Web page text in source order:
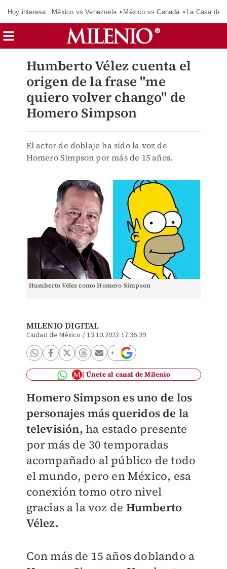
Hoy interesa: México vs Venezuela México vs Canadá La Casa de
Humberto Vélez cuenta el
origen de la frase "me
quiero volver chango" de
Homero Simpson
El actor de doblaje ha sido la voz de
Homero Simpson por más de 15 años.
Humberto Vélez como Homero Simpson
MILENIO DIGITAL
Ciudad de México /13.10.2022 17:36:39
Únete al canal de Milenio
Homero Simpson es uno de los
personajes más queridos de la
televisión, ha estado presente
por más de 30 temporadas
acompañado al público de todo
el mundo, pero en México, esa
conexión tomo otro nivel
gracias a la voz de Humberto
Vélez.
Con más de 15 años doblando a